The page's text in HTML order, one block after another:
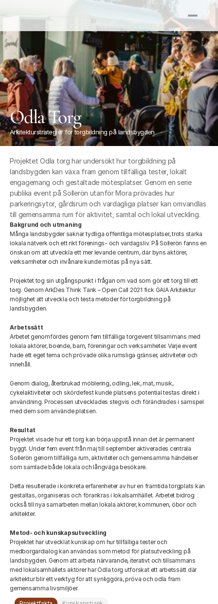
Odla Torg
Arkitekturstrategier för torgbildning på landsbygden
Projektet Odla torg har undersökt hur torgbildning på
landsbygden kan växa fram genom tillfälliga tester, lokalt
engagemang och gestaltade mötesplatser. Genom en serie
publika event på Sollerön utanför Mora prövades hur
parkeringsytor, gårdsrum och vardagliga platser kan omvandlas
till gemensamma rum för aktivitet, samtal och lokal utveckling.
Bakgrund och utmaning
Många landsbygder saknar tydliga offentliga mötesplatser, trots starka
lokala nätverk och ett rikt förenings- och vardagsliv. På Sollerön fanns en
önskan om att utveckla ett mer levande centrum, där byns aktörer,
verksamheter och invånare kunde mötas på nya sätt.
Projektet tog sin utgångspunkt i frågan om vad som gör ett torg till ett
torg. Genom ArkDes Think Tank – Open Call 2021 fick GAIA Arkitektur
möjlighet att utveckla och testa metoder för torgbildning på
landsbygden.
Arbetssätt
Arbetet genomfördes genom fem tillfälliga torgevent tillsammans med
lokala aktörer, boende, barn, föreningar och verksamheter. Varje event
hade ett eget tema och prövade olika rumsliga gränser, aktiviteter och
innehåll.
Genom dialog, återbrukad möblering, odling, lek, mat, musik,
cykelaktiviteter och skördefest kunde platsens potential testas direkt i
användning. Processen utvecklades stegvis och förändrades i samspel
med dem som använde platsen.
Resultat
Projektet visade hur ett torg kan börja uppstå innan det är permanent
byggt. Under fem event från maj till september aktiverades centrala
Sollerön genom tillfälliga rum, aktiviteter och gemensamma händelser
som samlade både lokala och långväga besökare.
Detta resulterade i konkreta erfarenheter av hur en framtida torgplats kan
gestaltas, organiseras och förankras i lokalsamhället. Arbetet bidrog
också till nya samarbeten mellan lokala aktörer, kommunen, öbor och
arkitekter.
Metod- och kunskapsutveckling
Projektet har utvecklat kunskap om hur tillfälliga tester och
medborgardialog kan användas som metod för platsutveckling på
landsbygden. Genom att arbeta närvarande, iterativt och tillsammans
med lokalsamhällets aktörer har Odla torg utforskat ett arbetssätt där
arkitektur blir ett verktyg för att synliggöra, pröva och odla fram
gemensamma livsmiljöer.